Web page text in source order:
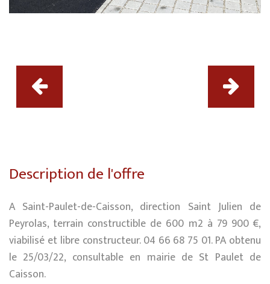
Description de l'offre
A Saint-Paulet-de-Caisson, direction Saint Julien de
Peyrolas, terrain constructible de 600 m2 à 79 900 €,
viabilisé et libre constructeur. 04 66 68 75 01. PA obtenu
le 25/03/22, consultable en mairie de St Paulet de
Caisson.